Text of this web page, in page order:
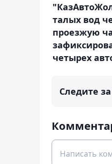
талых вод
проезжую
четырех
Следите